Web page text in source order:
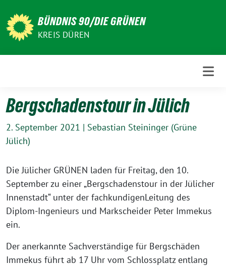
zum
Inhalt
BÜNDNIS 90/DIE GRÜNEN
KREIS DÜREN
Bergschadenstour in Jülich
2. September 2021 | Sebastian Steininger (Grüne
Jülich)
Die Jülicher GRÜNEN laden für Freitag, den 10.
September zu einer „Bergschadenstour in der Jülicher
Innenstadt“ unter der fachkundigenLeitung des
Diplom-Ingenieurs und Markscheider Peter Immekus
ein.
Der anerkannte Sachverständige für Bergschäden
Immekus führt ab 17 Uhr vom Schlossplatz entlang